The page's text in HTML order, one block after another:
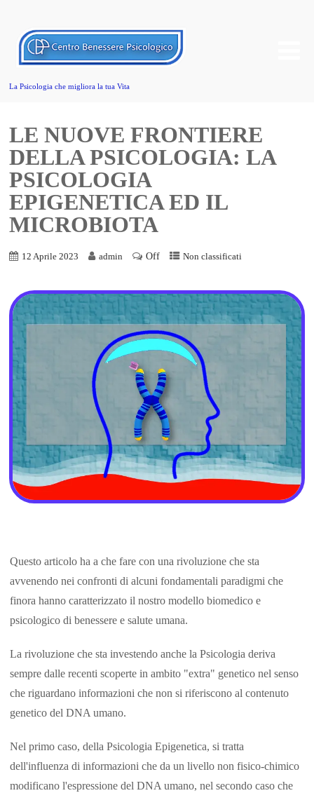
La Psicologia che migliora la tua Vita
LE NUOVE FRONTIERE
DELLA PSICOLOGIA: LA
PSICOLOGIA
EPIGENETICA ED IL
MICROBIOTA
12 Aprile 2023 admin Off Non classificati
Questo articolo ha a che fare con una rivoluzione che sta
avvenendo nei confronti di alcuni fondamentali paradigmi che
finora hanno caratterizzato il nostro modello biomedico e
psicologico di benessere e salute umana.
La rivoluzione che sta investendo anche la Psicologia deriva
sempre dalle recenti scoperte in ambito "extra" genetico nel senso
che riguardano informazioni che non si riferiscono al contenuto
genetico del DNA umano.
Nel primo caso, della Psicologia Epigenetica, si tratta
dell'influenza di informazioni che da un livello non fisico-chimico
modificano l'espressione del DNA umano, nel secondo caso che